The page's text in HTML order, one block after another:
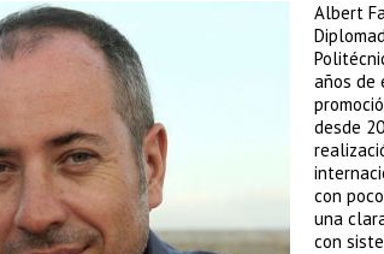
Albert
años de
desde
con
una
con